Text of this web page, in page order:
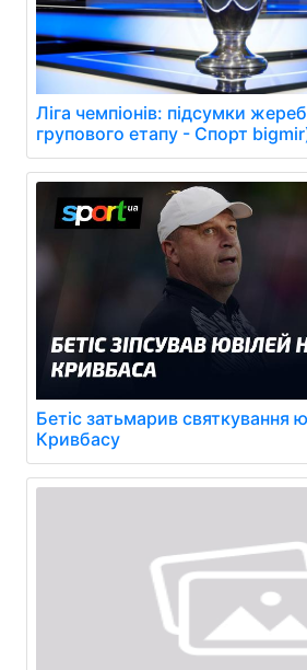
Ліга чемпіонів: підсумки
групового етапу - Спорт
Бетіс затьмарив святкування
Кривбасу